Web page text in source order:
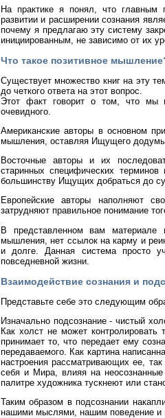
На практике я понял, что главным
развитии и расширении сознания
почему я предлагаю эту систему
инициированным, не зависимо от их
Что такое позитивное
Существует множество книг на эту
до четкого ответа на этот вопрос.
Этот факт говорит о том, что мы
очевидного.
Американские авторы в основном
мышления, оставляя Ищущего
Восточные авторы и их
старинных специфических
большинству Ищущих добраться до
Европейские авторы наполняют
затрудняют правильное понимание
В представленном вам материале
мышления, нет ссылок на карму и
и долге. Данная система просто
повседневной жизни.
Взаимодействие сознания и
Представьте себе это следующим
Изначально подсознание - чистый
Как холст не может
принимает то, что передает ему
передаваемого. Как картина
настроения рассматривающих ее,
себя и Мира, влияя на
палитре художника тускнеют или
Таким образом в подсознании
нашими мыслями, нашим поведение и